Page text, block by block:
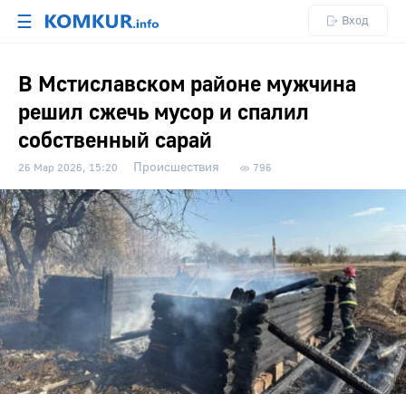
☰ Вход
В Мстиславском районе мужчина
решил сжечь мусор и спалил
собственный сарай
26 Мар 2026, 15:20 Происшествия 796